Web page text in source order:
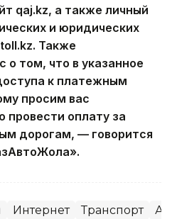
qaj.kz, а также личный
и юридических
Также
о том, что в указанное
к платежным
просим вас
провести оплату за
дорогам, — говорится
Интернет Транспорт